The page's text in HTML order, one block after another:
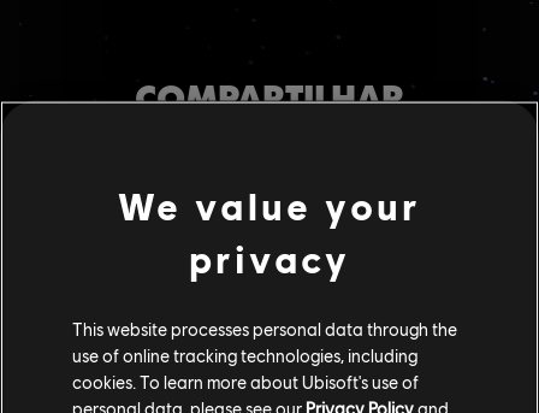
COMPARTILHAR
RECOMENDADO
We value your
privacy
This website processes personal data through the
use of online tracking technologies, including
cookies. To learn more about Ubisoft's use of
personal data, please see our Privacy Policyand